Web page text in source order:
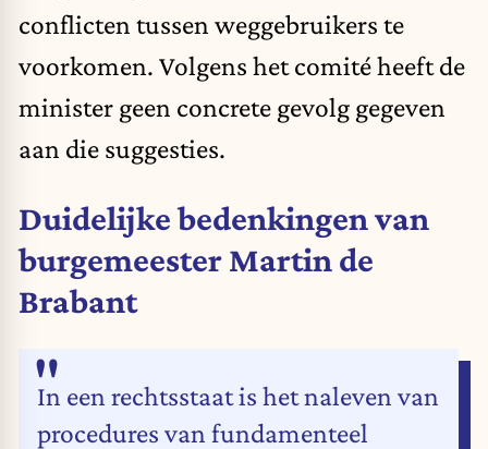
conflicten tussen weggebruikers te
voorkomen. Volgens het comité heeft de
minister geen concrete gevolg gegeven
aan die suggesties.
Duidelijke bedenkingen van
burgemeester Martin de
Brabant
In een rechtsstaat is het naleven van
procedures van fundamenteel